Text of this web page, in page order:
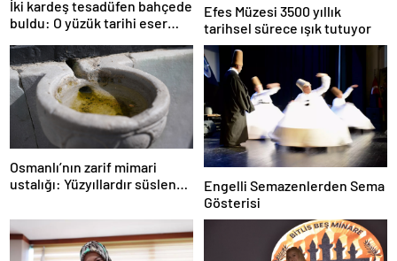
İki kardeş tesadüfen bahçede
buldu: O yüzük tarihi eser
Efes Müzesi 3500 yıllık
tarihsel sürece ışık tutuyor
Osmanlı’nın zarif mimari
ustalığı: Yüzyıllardır süslenen
Engelli Semazenlerden Sema
Gösterisi